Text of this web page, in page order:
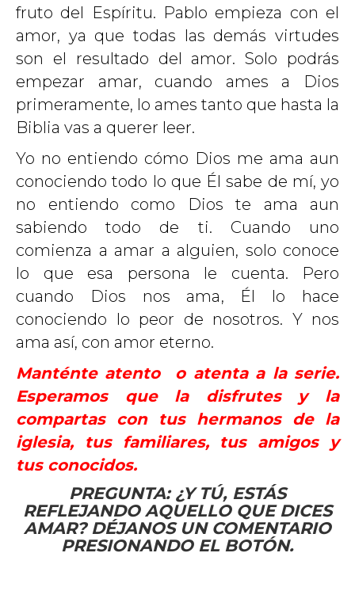
fruto del Espíritu. Pablo empieza con el
amor, ya que todas las demás virtudes
son el resultado del amor. Solo podrás
empezar amar, cuando ames a Dios
primeramente, lo ames tanto que hasta la
Biblia vas a querer leer.
Yo no entiendo cómo Dios me ama aun
conociendo todo lo que Él sabe de mí, yo
no entiendo como Dios te ama aun
sabiendo todo de ti. Cuando uno
comienza a amar a alguien, solo conoce
lo que esa persona le cuenta. Pero
cuando Dios nos ama, Él lo hace
conociendo lo peor de nosotros. Y nos
ama así, con amor eterno.
Manténte atento o atenta a la serie.
Esperamos que la disfrutes y la
compartas con tus hermanos de la
iglesia, tus familiares, tus amigos y
tus conocidos.
PREGUNTA: ¿Y TÚ, ESTÁS
REFLEJANDO AQUELLO QUE DICES
AMAR? DÉJANOS UN COMENTARIO
PRESIONANDO EL BOTÓN.